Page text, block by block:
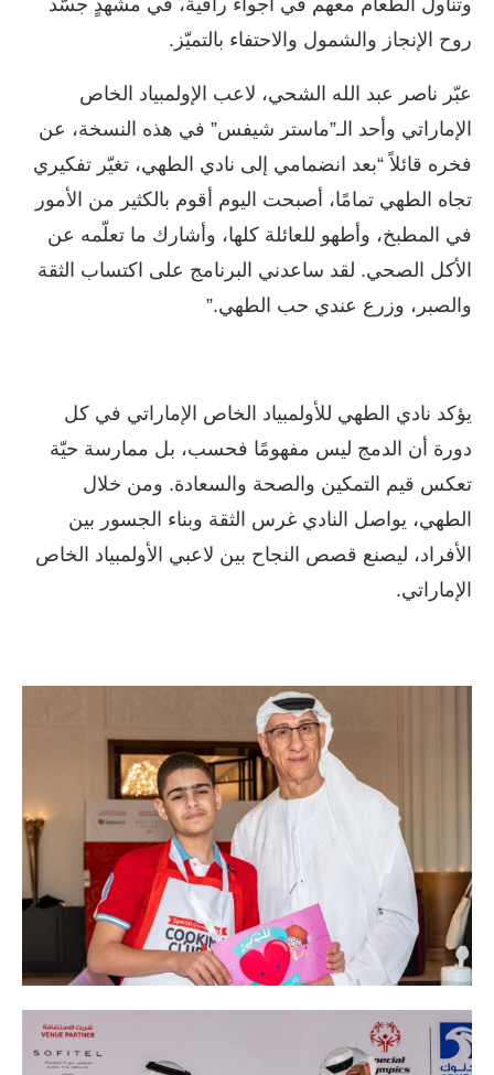
وتناول الطعام معهم في أجواء راقية، في مشهدٍ جسّد
روح الإنجاز والشمول والاحتفاء بالتميّز.
عبّر ناصر عبد الله الشحي، لاعب الإولمبياد الخاص
الإماراتي وأحد الـ”ماستر شيفس” في هذه النسخة، عن
فخره قائلاً “بعد انضمامي إلى نادي الطهي، تغيّر تفكيري
تجاه الطهي تمامًا، أصبحت اليوم أقوم بالكثير من الأمور
في المطبخ، وأطهو للعائلة كلها، وأشارك ما تعلّمه عن
الأكل الصحي. لقد ساعدني البرنامج على اكتساب الثقة
والصبر، وزرع عندي حب الطهي.”
يؤكد نادي الطهي للأولمبياد الخاص الإماراتي في كل
دورة أن الدمج ليس مفهومًا فحسب، بل ممارسة حيّة
تعكس قيم التمكين والصحة والسعادة. ومن خلال
الطهي، يواصل النادي غرس الثقة وبناء الجسور بين
الأفراد، ليصنع قصص النجاح بين لاعبي الأولمبياد الخاص
الإماراتي.